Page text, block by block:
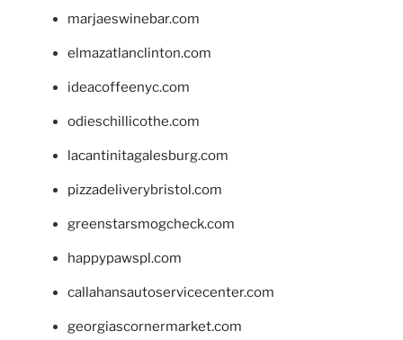
marjaeswinebar.com
elmazatlanclinton.com
ideacoffeenyc.com
odieschillicothe.com
lacantinitagalesburg.com
pizzadeliverybristol.com
greenstarsmogcheck.com
happypawspl.com
callahansautoservicecenter.com
georgiascornermarket.com